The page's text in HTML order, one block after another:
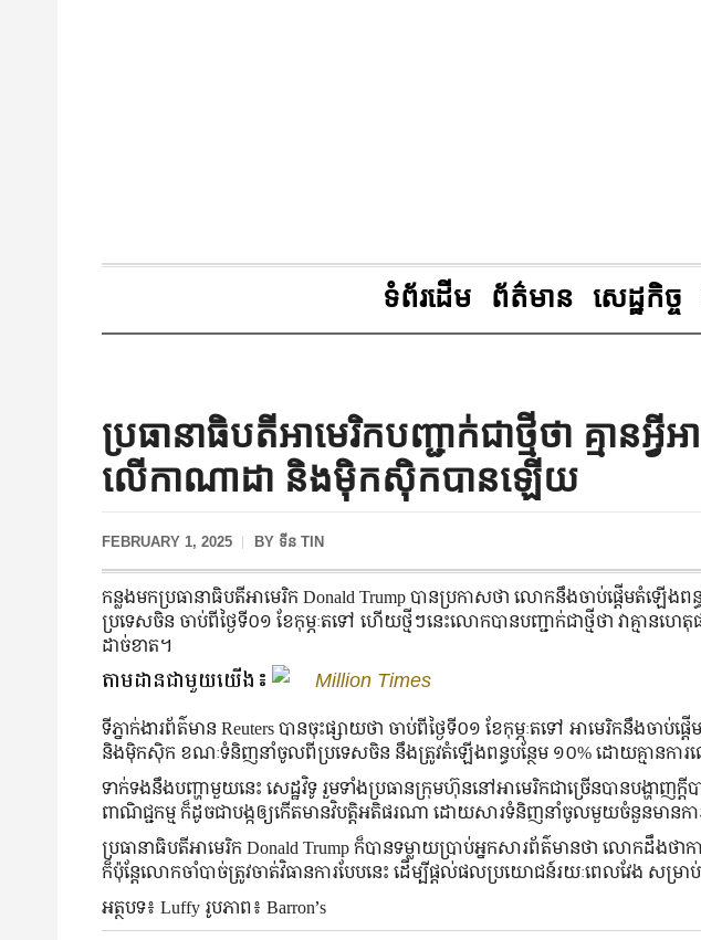
ទំព័រដើម ព័ត៌មាន សេដ្ឋកិច្ច
ប្រធានាធិបតីអាមេរិកបញ្ជាក់ជាថ្មីថា គ្មានអ្វី
លើកាណាដា និងម៉ិកស៊ិកបានឡើយ
FEBRUARY 1, 2025 BY ទីន TIN
កន្លងមកប្រធានាធិបតីអាមេរិក Donald Trump បានប្រកាសថា លោកនឹងចាប់ផ្ដើមតំឡ
ប្រទេសចិន ចាប់ពីថ្ងៃទី០១ ខែកុម្ភៈតទៅ ហើយថ្មីៗនេះលោកបានបញ្ជាក់ជាថ្មីថា វាគ្មានហ
ដាច់ខាត។
តាមដានជាមួយយើង៖ Million Times
ទីភ្នាក់ងារព័ត៌មាន Reuters បានចុះផ្សាយថា ចាប់ពីថ្ងៃទី០១ ខែកុម្ភៈតទៅ អាមេរិកនឹងចា
និងម៉ិកស៊ិក ខណៈទំនិញនាំចូលពីប្រទេសចិន នឹងត្រូវតំឡើងពន្ធបន្ថែម ១០% ដោយគ្មានកា
ទាក់ទងនឹងបញ្ហាមួយនេះ សេដ្ឋវិទូ រួមទាំងប្រធានក្រុមហ៊ុននៅអាមេរិកជាច្រើនបានបង្ហាញក្ដីប
ពាណិជ្ជកម្ម ក៏ដូចជាបង្កឲ្យកើតមានវិបត្តិអតិផរណា ដោយសារទំនិញនាំចូលមួយចំនួនមានកា
ប្រធានាធិបតីអាមេរិក Donald Trump ក៏បានទម្លាយប្រាប់អ្នកសារព័ត៌មានថា លោកដឹងថា
ក៏ប៉ុន្តែលោកចាំបាច់ត្រូវចាត់វិធានការបែបនេះ ដើម្បីផ្ដល់ផលប្រយោជន៍រយៈពេលវែង សម្រ
អត្ថបទ៖ Luffy រូបភាព៖ Barron’s